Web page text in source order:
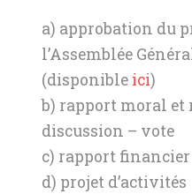
a) approbation du
l’Assemblée
(disponible ici)
b) rapport moral et
discussion – vote
c) rapport
d) projet d’activités